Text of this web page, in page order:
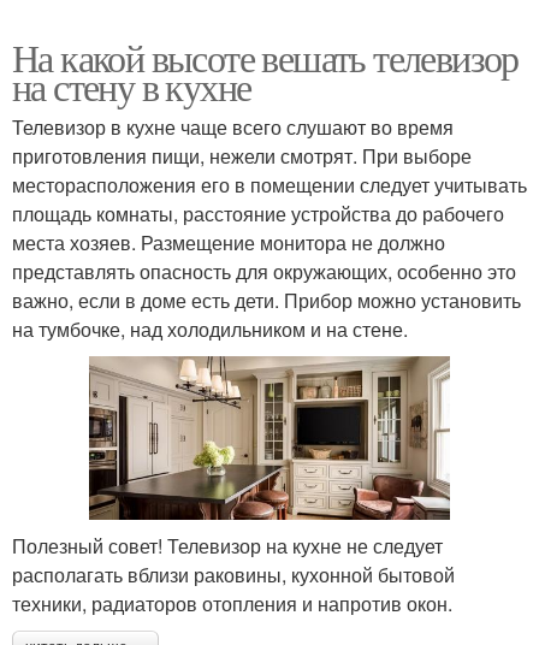
На какой высоте вешать телевизор
на стену в кухне
Телевизор в кухне чаще всего слушают во время
приготовления пищи, нежели смотрят. При выборе
месторасположения его в помещении следует учитывать
площадь комнаты, расстояние устройства до рабочего
места хозяев. Размещение монитора не должно
представлять опасность для окружающих, особенно это
важно, если в доме есть дети. Прибор можно установить
на тумбочке, над холодильником и на стене.
Полезный совет! Телевизор на кухне не следует
располагать вблизи раковины, кухонной бытовой
техники, радиаторов отопления и напротив окон.